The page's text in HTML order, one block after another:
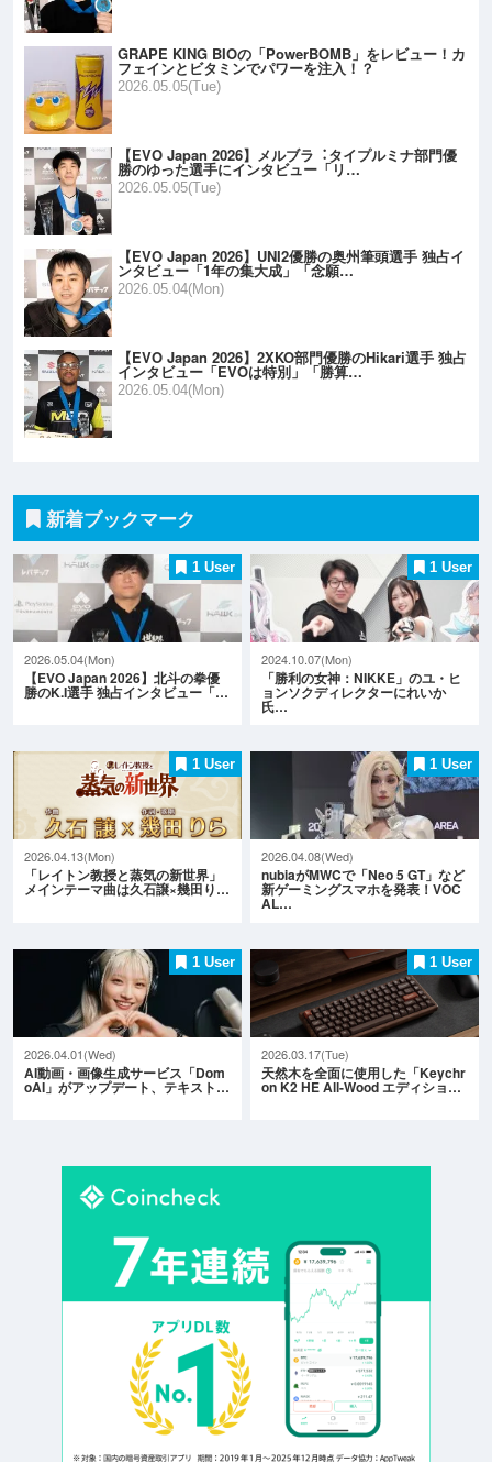
GRAPE KING BIOの「PowerBOMB」をレビュー！カ
フェインとビタミンでパワーを注入！？
2026.05.05(Tue)
【EVO Japan 2026】メルブラ︓タイプルミナ部門優
勝のゆった選手にインタビュー「リ…
2026.05.05(Tue)
【EVO Japan 2026】UNI2優勝の奥州筆頭選手 独占イ
ンタビュー「1年の集大成」「念願…
2026.05.04(Mon)
【EVO Japan 2026】2XKO部門優勝のHikari選手 独占
インタビュー「EVOは特別」「勝算…
2026.05.04(Mon)
新着ブックマーク
1 User
2026.05.04(Mon)
【EVO Japan 2026】北斗の拳優
勝のK.I選手 独占インタビュー「…
1 User
2024.10.07(Mon)
「勝利の女神：NIKKE」のユ・ヒ
ョンソクディレクターにれいか
氏…
1 User
2026.04.13(Mon)
「レイトン教授と蒸気の新世界」
メインテーマ曲は久石譲×幾田り…
1 User
2026.04.08(Wed)
nubiaがMWCで「Neo 5 GT」など
新ゲーミングスマホを発表！VOC
AL…
1 User
2026.04.01(Wed)
AI動画・画像生成サービス「Dom
oAI」がアップデート、テキスト…
1 User
2026.03.17(Tue)
天然木を全面に使用した「Keychr
on K2 HE All-Wood エディショ…